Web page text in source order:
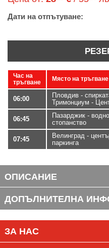
Дати на отпътуване:
Час на
тръгване
Място на тръгване
06:00
Пловдив -
Тримонциум -
06:45
Пазарджик -
стопанство
07:45
Велинград -
паркинга
ОПИСАНИЕ
ДОПЪЛНИТЕЛНА
ЗА НАС